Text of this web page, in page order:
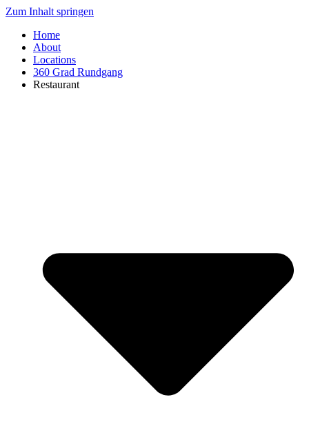
Zum Inhalt springen
Home
About
Locations
360 Grad Rundgang
Restaurant